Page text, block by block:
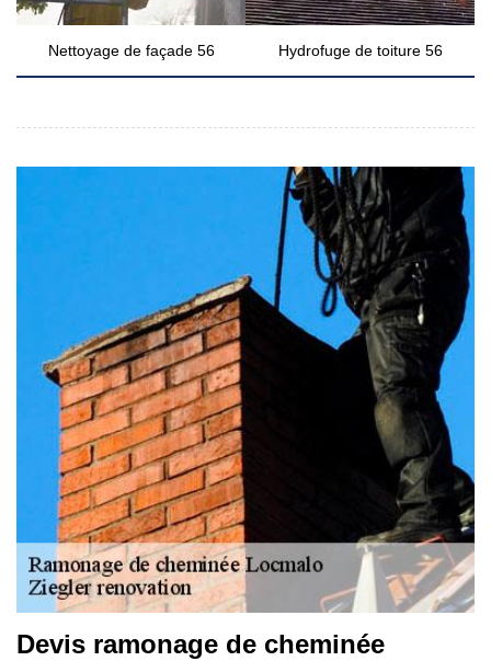
Nettoyage de façade 56 Hydrofuge de toiture 56
Devis ramonage de cheminée